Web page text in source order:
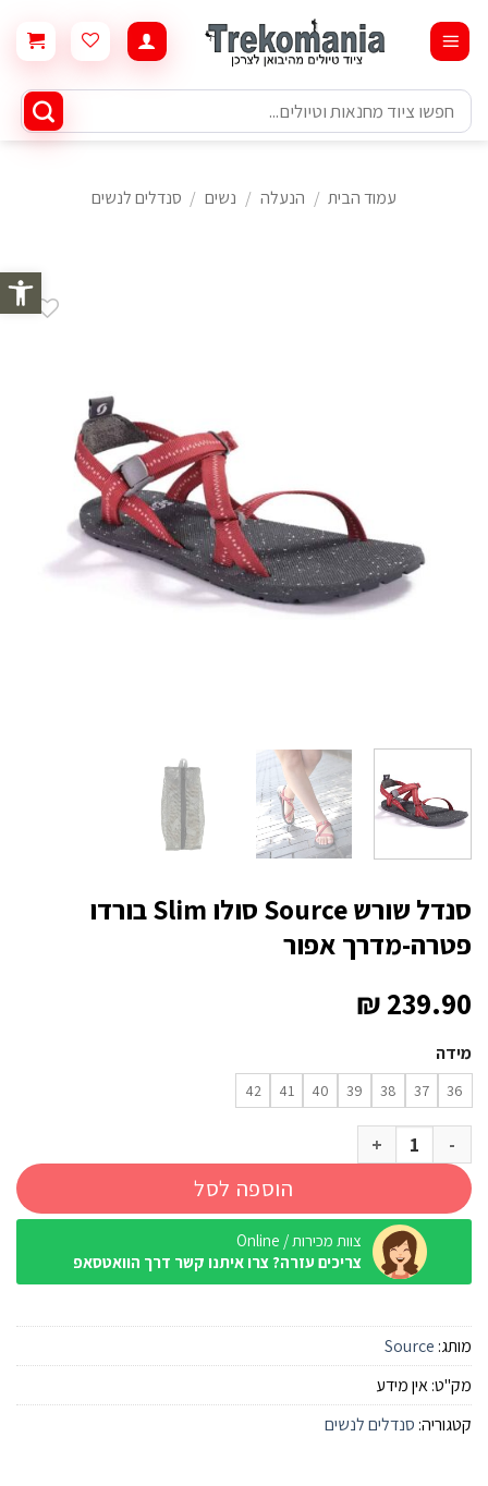
פתח
content
חיפוש
עבור:
עמוד הבית / הנעלה / נשים / סנדלים לנשים
סנדל שורש Source סולו Slim בורדו
פטרה-מדרך אפור
₪239.90
מידה
36
37
38
39
40
41
42
כמות של סנדל שורש Source סולו Slim בורדו פטרה-מדרך אפור
הוספה לסל
צוות מכירות / Online
צריכים עזרה? צרו איתנו קשר דרך הוואטסאפ
מותג: Source
מק"ט:אין מידע
קטגוריה: סנדלים לנשים